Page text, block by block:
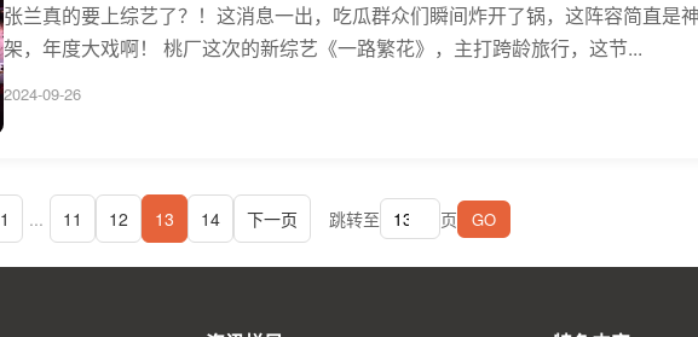
张兰真的要上综艺了？！这消息一出，吃瓜群众们瞬间炸开了锅，这阵容简直是
架，年度大戏啊！ 桃厂这次的新综艺《一路繁花》，主打跨龄旅行，这节...
2024-09-26
1 ... 11 12 13 14 下一页 跳转至 页 GO